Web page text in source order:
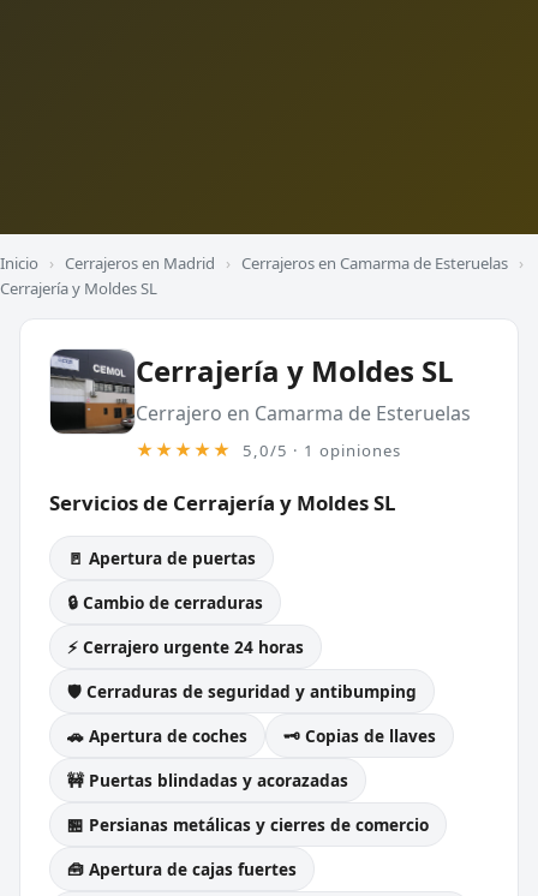
Inicio › Cerrajeros en Madrid › Cerrajeros en Camarma de Esteruelas ›
Cerrajería y Moldes SL
Cerrajería y Moldes SL
Cerrajero en Camarma de Esteruelas
★★★★★ 5,0/5 · 1 opiniones
Servicios de Cerrajería y Moldes SL
🚪 Apertura de puertas
🔒 Cambio de cerraduras
⚡ Cerrajero urgente 24 horas
🛡️ Cerraduras de seguridad y antibumping
🚗 Apertura de coches
🗝️ Copias de llaves
🚧 Puertas blindadas y acorazadas
🏪 Persianas metálicas y cierres de comercio
🧰 Apertura de cajas fuertes